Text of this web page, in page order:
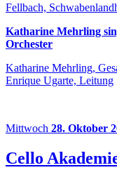
Fellbach,
Katharine Mehrling
Orchester
Katharine Mehrling,
Enrique Ugarte, Leitung
Mittwoch 28. Oktober
Cello